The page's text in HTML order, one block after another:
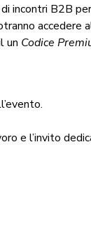
incontri B2B
accedere
un Codice
e l’invito